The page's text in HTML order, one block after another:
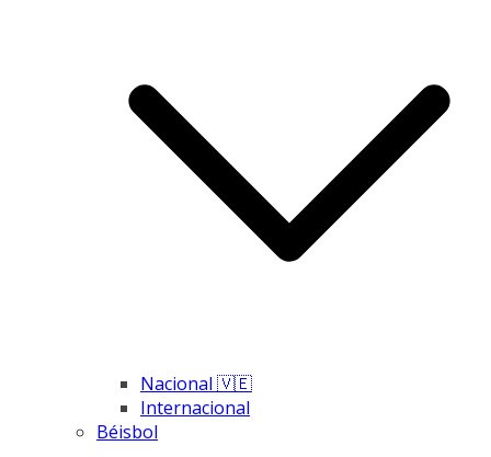
Nacional 🇻🇪
Internacional
Béisbol